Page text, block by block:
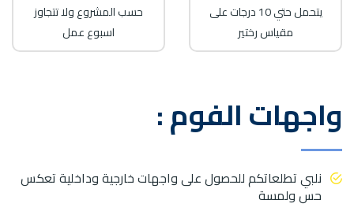
حسب المشروع ولا تتجاوز
اسبوع عمل
يتحمل حتي 10 درجات على
مقياس رختير
واجهات الفوم :
نلبي تطلعاتكم للحصول على واجهات خارجية وداخلية تعكس
حس ولمسة